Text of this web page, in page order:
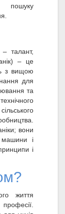
пошуку
талант,
– це
з вищою
для
та
вони
машини і
і
життя